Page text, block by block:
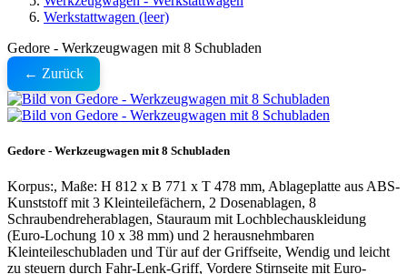
Werkstattwagen (leer)
Gedore - Werkzeugwagen mit 8 Schubladen
← Zurück
Gedore - Werkzeugwagen mit 8 Schubladen
Korpus:, Maße: H 812 x B 771 x T 478 mm, Ablageplatte aus ABS-
Kunststoff mit 3 Kleinteilefächern, 2 Dosenablagen, 8
Schraubendreherablagen, Stauraum mit Lochblechauskleidung
(Euro-Lochung 10 x 38 mm) und 2 herausnehmbaren
Kleinteileschubladen und Tür auf der Griffseite, Wendig und leicht
zu steuern durch Fahr-Lenk-Griff, Vordere Stirnseite mit Euro-